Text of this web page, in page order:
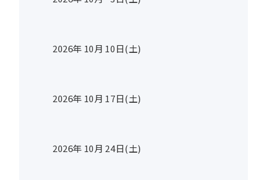
2026年 10月 10日(土)
2026年 10月 17日(土)
2026年 10月 24日(土)